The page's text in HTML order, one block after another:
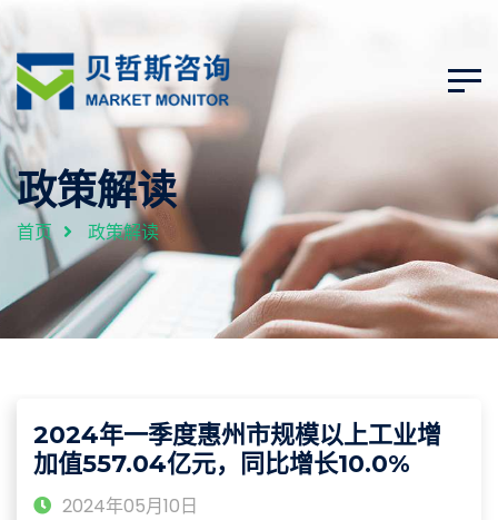
政策解读
首页 政策解读
2024年一季度惠州市规模以上工业增
加值557.04亿元，同比增长10.0%
2024年05月10日